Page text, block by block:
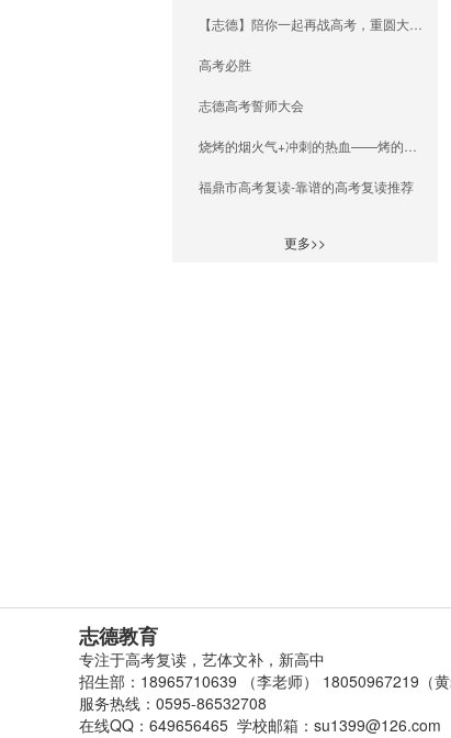
【志德】陪你一起再战高考，重圆大学梦～
高考必胜
志德高考誓师大会
烧烤的烟火气+冲刺的热血——烤的是香肠，拼的是命，毕竟考上自己理想的大学才能解锁“不限时烧烤局”呀
福鼎市高考复读-靠谱的高考复读推荐
更多>>
志德教育
专注于高考复读，艺体文补，新高中
招生部：18965710639 （李老师） 18050967219（黄
服务热线：0595-86532708
在线QQ：649656465 学校邮箱：su1399@126.com